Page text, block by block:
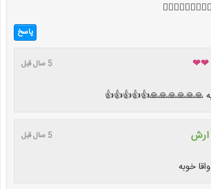
پاسخ
❤❤ 5 سال قبل
🙏🙏🙏🙏🙏🙏👍👍👍👍👍
ارش 5 سال قبل
خوبه